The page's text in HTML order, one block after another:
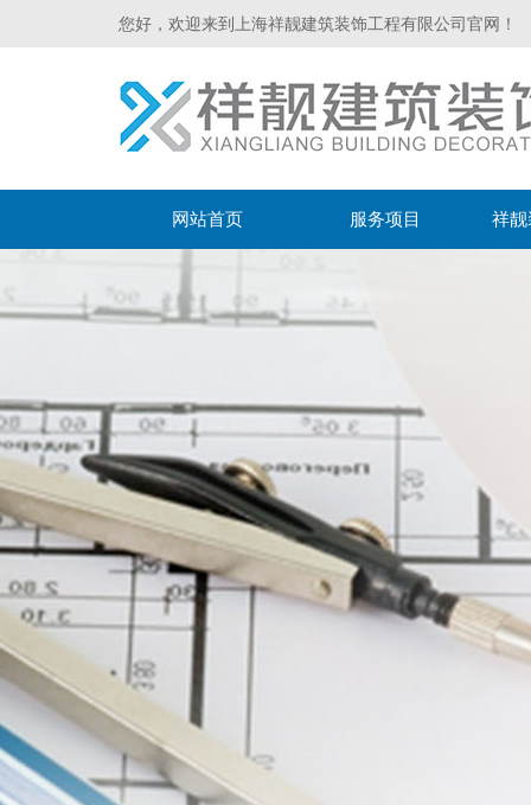
您好，欢迎来到上海祥靓建筑装饰工程有限公司官网！
网站首页 服务项目 祥